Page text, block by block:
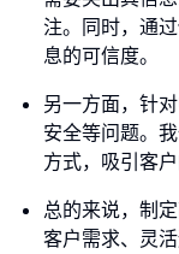
注。同时，通
息的可信度。
另一方面，针
安全等问题。
方式，吸引客户
总的来说，制
客户需求、灵